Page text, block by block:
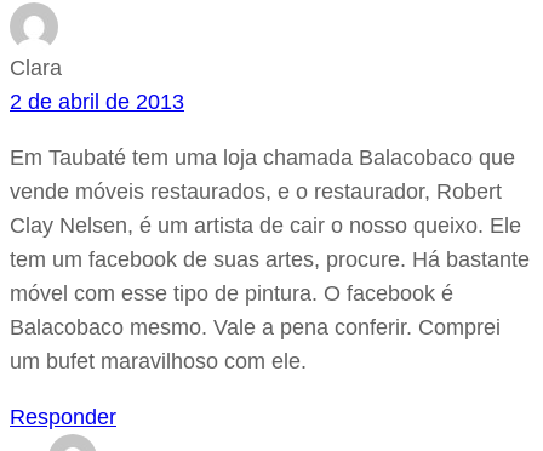
Clara
2 de abril de 2013
Em Taubaté tem uma loja chamada Balacobaco que
vende móveis restaurados, e o restaurador, Robert
Clay Nelsen, é um artista de cair o nosso queixo. Ele
tem um facebook de suas artes, procure. Há bastante
móvel com esse tipo de pintura. O facebook é
Balacobaco mesmo. Vale a pena conferir. Comprei
um bufet maravilhoso com ele.
Responder